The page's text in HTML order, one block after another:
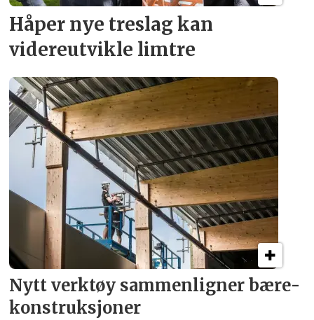
Håper nye treslag kan
videreutvikle limtre
Nytt verktøy sammenligner bære­
konstruksjoner